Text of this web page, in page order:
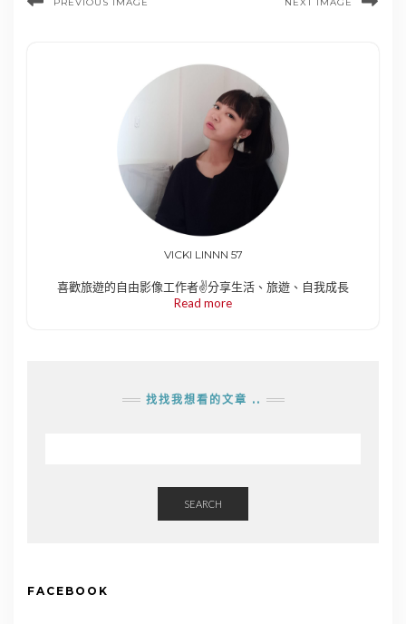
PREVIOUS IMAGE NEXT IMAGE
VICKI LINNN 57
喜歡旅遊的自由影像工作者✌️分享生活、旅遊、自我成長
Read more
找找我想看的文章 ..
SEARCH
FACEBOOK